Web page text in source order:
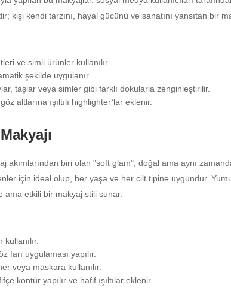
kişi kendi tarzını, hayal gücünü ve sanatını yansıtan bir
ve simli ürünler kullanılır.
şekilde uygulanır.
taşlar veya simler gibi farklı dokularla zenginleştirilir.
altlarına ışıltılı highlighter’lar eklenir.
akımlarından biri olan "soft glam", doğal ama aynı
için ideal olup, her yaşa ve her cilt tipine uygundur.
ama etkili bir makyaj stili sunar.
farı uygulaması yapılır.
veya maskara kullanılır.
kontür yapılır ve hafif ışıltılar eklenir.